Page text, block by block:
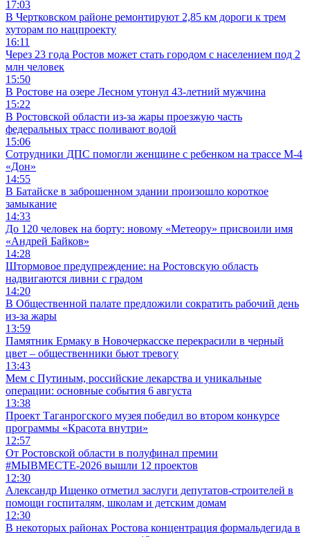
17:03
В Чертковском районе ремонтируют 2,85 км дороги к трем
хуторам по нацпроекту
16:11
Через 23 года Ростов может стать городом с населением под 2
млн человек
15:50
В Ростове на озере Лесном утонул 43-летний мужчина
15:22
В Ростовской области из-за жары проезжую часть
федеральных трасс поливают водой
15:06
Сотрудники ДПС помогли женщине с ребенком на трассе М-4
«Дон»
14:55
В Батайске в заброшенном здании произошло короткое
замыкание
14:33
До 120 человек на борту: новому «Метеору» присвоили имя
«Андрей Байков»
14:28
Штормовое предупреждение: на Ростовскую область
надвигаются ливни с градом
14:20
В Общественной палате предложили сократить рабочий день
из-за жары
13:59
Памятник Ермаку в Новочеркасске перекрасили в черный
цвет – общественники бьют тревогу
13:43
Мем с Путиным, российские лекарства и уникальные
операции: основные события 6 августа
13:38
Проект Таганрогского музея победил во втором конкурсе
программы «Красота внутри»
12:57
От Ростовской области в полуфинал премии
#МЫВМЕСТЕ-2026 вышли 12 проектов
12:30
Александр Ищенко отметил заслуги депутатов-строителей в
помощи госпиталям, школам и детским домам
12:30
В некоторых районах Ростова концентрация формальдегида в